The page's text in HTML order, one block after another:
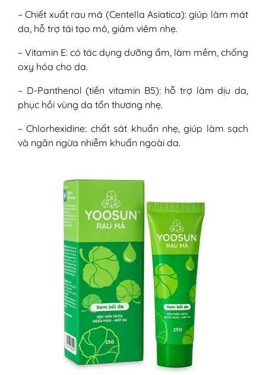
– Chiết xuất rau má (Centella Asiatica): giúp làm mát
da, hỗ trợ tái tạo mô, giảm viêm nhẹ.
– Vitamin E: có tác dụng dưỡng ẩm, làm mềm, chống
oxy hóa cho da.
– D-Panthenol (tiền vitamin B5): hỗ trợ làm dịu da,
phục hồi vùng da tổn thương nhẹ.
– Chlorhexidine: chất sát khuẩn nhẹ, giúp làm sạch
và ngăn ngừa nhiễm khuẩn ngoài da.